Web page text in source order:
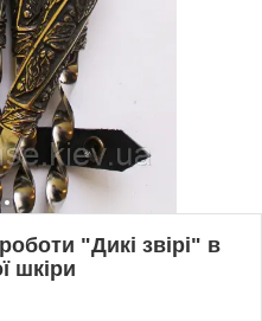
"Дикі звірі" в
шкіри